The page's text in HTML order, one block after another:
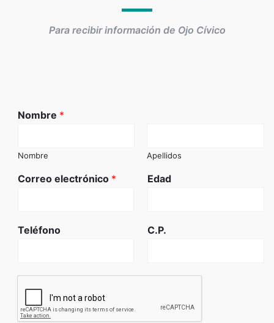
Para recibir información de Ojo Cívico
Nombre *
Nombre Apellidos
Correo electrónico * Edad
Teléfono C.P.